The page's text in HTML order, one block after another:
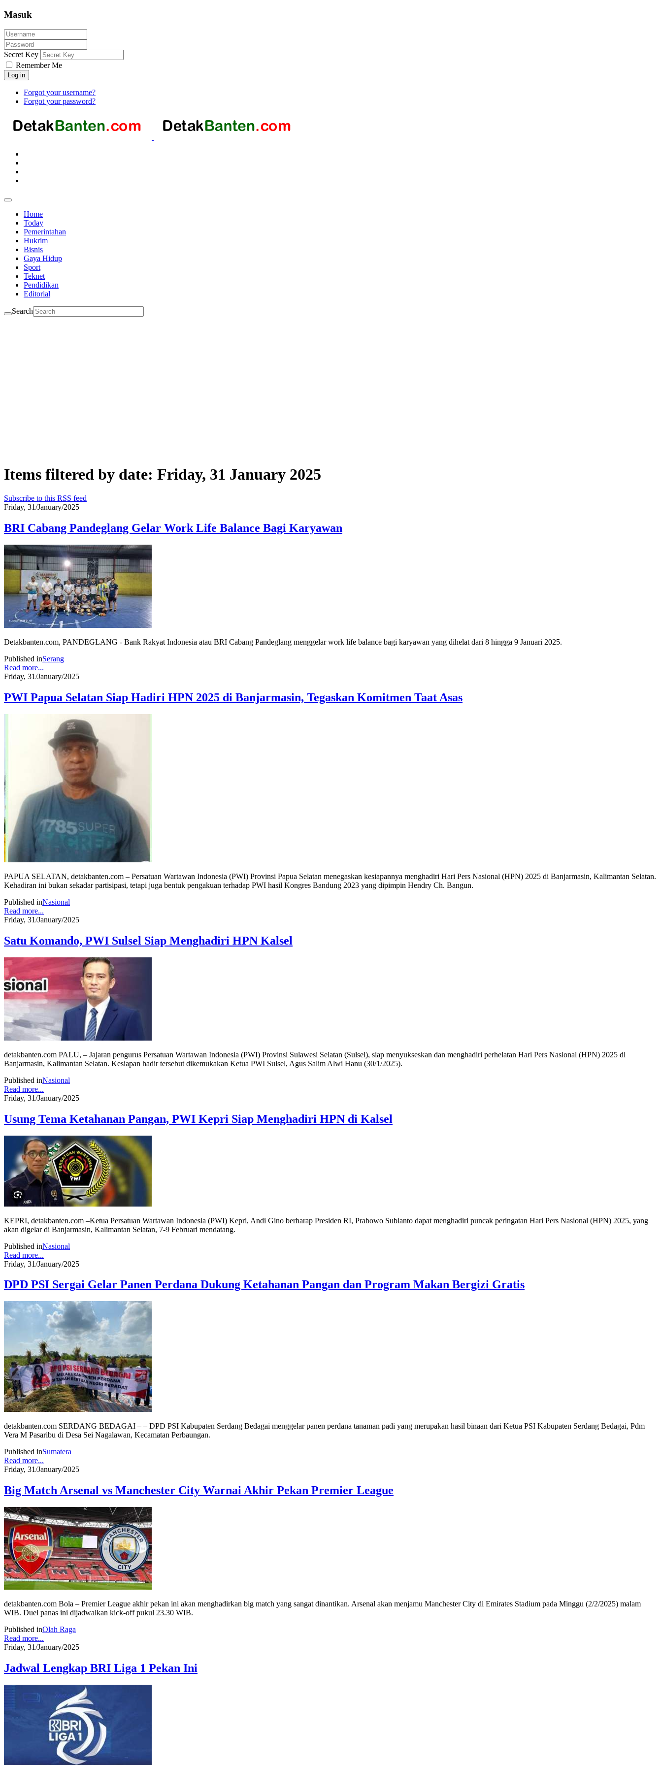
Masuk
Secret Key
Remember Me
Log in
Forgot your username?
Forgot your password?
Home
Today
Pemerintahan
Hukrim
Bisnis
Gaya Hidup
Sport
Teknet
Pendidikan
Editorial
Search
Items filtered by date: Friday, 31 January 2025
Subscribe to this RSS feed
Friday, 31/January/2025
BRI Cabang Pandeglang Gelar Work Life Balance Bagi Karyawan
Detakbanten.com, PANDEGLANG - Bank Rakyat Indonesia atau BRI Cabang Pandeglang menggelar work life balance bagi karyawan yang dihelat dari 8 hingga 9 Januari 2025.
Published inSerang
Read more...
Friday, 31/January/2025
PWI Papua Selatan Siap Hadiri HPN 2025 di Banjarmasin, Tegaskan Komitmen Taat Asas
PAPUA SELATAN, detakbanten.com – Persatuan Wartawan Indonesia (PWI) Provinsi Papua Selatan menegaskan kesiapannya menghadiri Hari Pers Nasional (HPN) 2025 di Banjarmasin, Kalimantan Selatan.
Kehadiran ini bukan sekadar partisipasi, tetapi juga bentuk pengakuan terhadap PWI hasil Kongres Bandung 2023 yang dipimpin Hendry Ch. Bangun.
Published inNasional
Read more...
Friday, 31/January/2025
Satu Komando, PWI Sulsel Siap Menghadiri HPN Kalsel
detakbanten.com PALU, – Jajaran pengurus Persatuan Wartawan Indonesia (PWI) Provinsi Sulawesi Selatan (Sulsel), siap menyukseskan dan menghadiri perhelatan Hari Pers Nasional (HPN) 2025 di
Banjarmasin, Kalimantan Selatan. Kesiapan hadir tersebut dikemukakan Ketua PWI Sulsel, Agus Salim Alwi Hanu (30/1/2025).
Published inNasional
Read more...
Friday, 31/January/2025
Usung Tema Ketahanan Pangan, PWI Kepri Siap Menghadiri HPN di Kalsel
KEPRI, detakbanten.com –Ketua Persatuan Wartawan Indonesia (PWI) Kepri, Andi Gino berharap Presiden RI, Prabowo Subianto dapat menghadiri puncak peringatan Hari Pers Nasional (HPN) 2025, yang
akan digelar di Banjarmasin, Kalimantan Selatan, 7-9 Februari mendatang.
Published inNasional
Read more...
Friday, 31/January/2025
DPD PSI Sergai Gelar Panen Perdana Dukung Ketahanan Pangan dan Program Makan Bergizi Gratis
detakbanten.com SERDANG BEDAGAI – – DPD PSI Kabupaten Serdang Bedagai menggelar panen perdana tanaman padi yang merupakan hasil binaan dari Ketua PSI Kabupaten Serdang Bedagai, Pdm
Vera M Pasaribu di Desa Sei Nagalawan, Kecamatan Perbaungan.
Published inSumatera
Read more...
Friday, 31/January/2025
Big Match Arsenal vs Manchester City Warnai Akhir Pekan Premier League
detakbanten.com Bola – Premier League akhir pekan ini akan menghadirkan big match yang sangat dinantikan. Arsenal akan menjamu Manchester City di Emirates Stadium pada Minggu (2/2/2025) malam
WIB. Duel panas ini dijadwalkan kick-off pukul 23.30 WIB.
Published inOlah Raga
Read more...
Friday, 31/January/2025
Jadwal Lengkap BRI Liga 1 Pekan Ini